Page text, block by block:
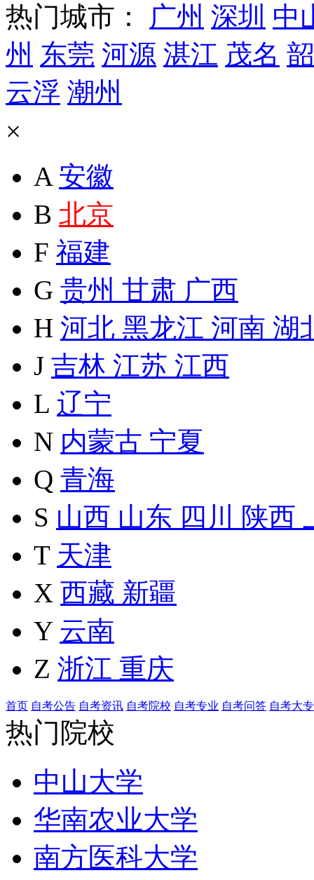
热门城市： 广州 深圳 中
州 东莞 河源 湛江 茂名
云浮 潮州
×
A 安徽
B 北京
F 福建
G 贵州 甘肃 广西
H 河北 黑龙江 河南 湖
J 吉林 江苏 江西
L 辽宁
N 内蒙古 宁夏
Q 青海
S 山西 山东 四川 陕西
T 天津
X 西藏 新疆
Y 云南
Z 浙江 重庆
首页 自考公告 自考资讯 自考院校 自考专业 自考问答 自考大专
热门院校
中山大学
华南农业大学
南方医科大学